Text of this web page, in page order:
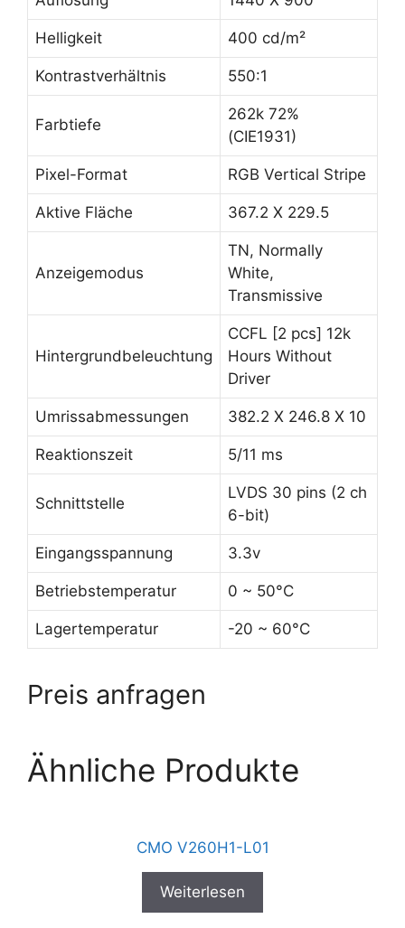
Helligkeit 400 cd/m²
Kontrastverhältnis 550:1
Farbtiefe
262k 72%
(CIE1931)
Pixel-Format RGB Vertical Stripe
Aktive Fläche 367.2 X 229.5
Anzeigemodus
TN, Normally
White,
Transmissive
Hintergrundbeleuchtung
CCFL [2 pcs] 12k
Hours Without
Driver
Umrissabmessungen 382.2 X 246.8 X 10
Reaktionszeit 5/11 ms
Schnittstelle
LVDS 30 pins (2 ch
6-bit)
Eingangsspannung 3.3v
Betriebstemperatur 0 ~ 50°C
Lagertemperatur -20 ~ 60°C
Preis anfragen
Ähnliche Produkte
CMO V260H1-L01
Weiterlesen